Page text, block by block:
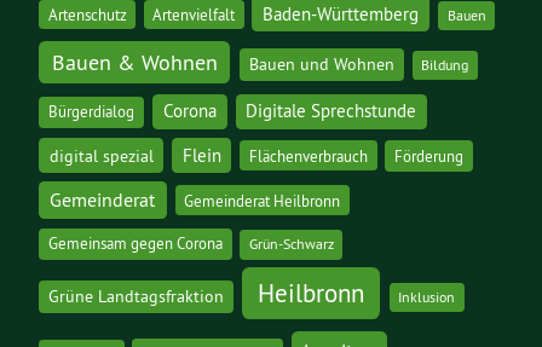
Artenschutz Artenvielfalt Baden-Württemberg Bauen
Bauen & Wohnen Bauen und Wohnen Bildung
Bürgerdialog Corona Digitale Sprechstunde
digital spezial Flein Flächenverbrauch Förderung
Gemeinderat Gemeinderat Heilbronn
Gemeinsam gegen Corona Grün-Schwarz
Grüne Landtagsfraktion Heilbronn Inklusion